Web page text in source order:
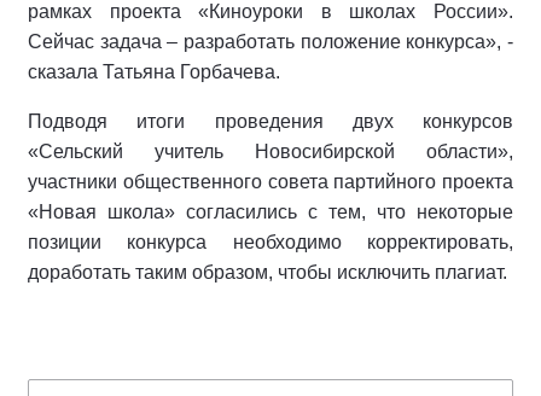
рамках проекта «Киноуроки в школах России».
Сейчас задача – разработать положение конкурса», -
сказала Татьяна Горбачева.
Подводя итоги проведения двух конкурсов
«Сельский учитель Новосибирской области»,
участники общественного совета партийного проекта
«Новая школа» согласились с тем, что некоторые
позиции конкурса необходимо корректировать,
доработать таким образом, чтобы исключить плагиат.